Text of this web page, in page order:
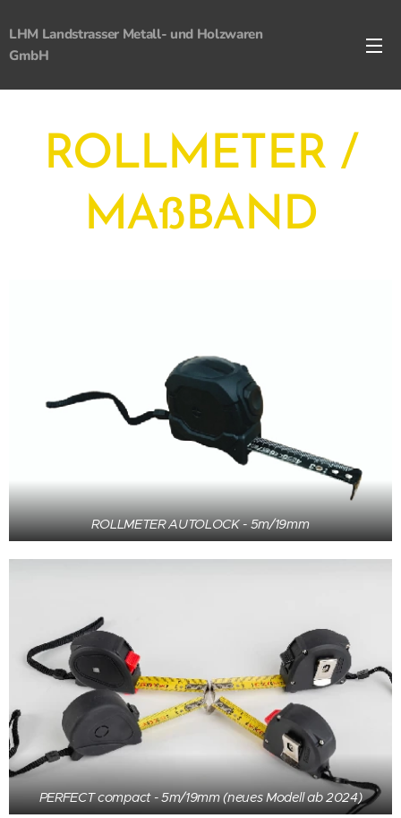
LHM Landstrasser Metall- und Holzwaren
GmbH
ROLLMETER /
MAßBAND
ROLLMETER AUTOLOCK - 5m/19mm
PERFECT compact - 5m/19mm (neues Modell ab 2024)